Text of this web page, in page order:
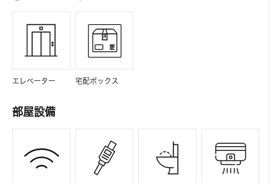
エレベーター 宅配ボックス
部屋設備